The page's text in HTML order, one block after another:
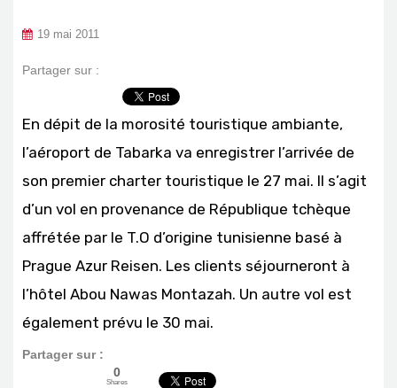
19 mai 2011
Partager sur :
En dépit de la morosité touristique ambiante,
l’aéroport de Tabarka va enregistrer l’arrivée de
son premier charter touristique le 27 mai. Il s’agit
d’un vol en provenance de République tchèque
affrétée par le T.O d’origine tunisienne basé à
Prague Azur Reisen. Les clients séjourneront à
l’hôtel Abou Nawas Montazah. Un autre vol est
également prévu le 30 mai.
Partager sur :
0
Shares